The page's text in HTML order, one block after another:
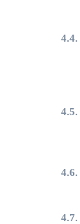
4.4.
4.5.
4.6.
4.7.